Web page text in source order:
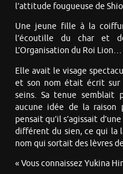
l’attitude fougueuse de
Une jeune fille à la
l’écoutille du char et
L’Organisation du Roi
Elle avait le visage
et son nom était écrit sur
seins. Sa tenue semblait
aucune idée de la
pensait qu’il s’agissait
différent du sien, ce qui la
nom qui sortait des lèvres
« Vous connaissez Yukina